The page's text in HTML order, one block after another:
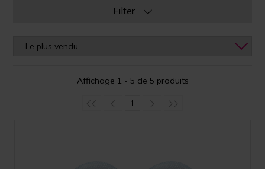
Filter
Affichage 1 - 5 de 5 produits
1